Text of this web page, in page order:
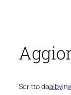
Scritto daalbyin